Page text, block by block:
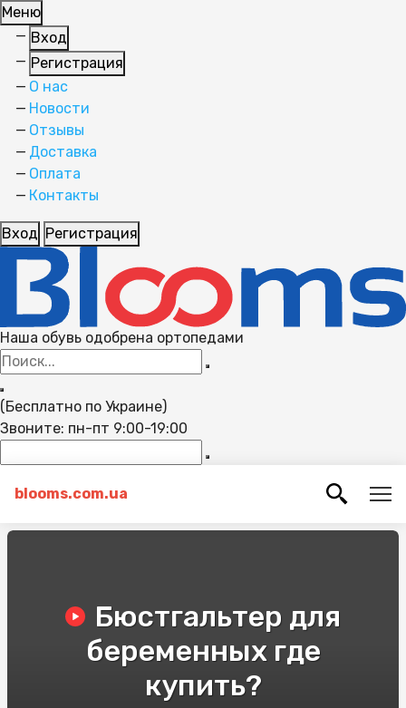
Меню
Вход
Регистрация
О нас
Новости
Отзывы
Доставка
Оплата
Контакты
Вход Регистрация
Наша обувь одобрена ортопедами
(Бесплатно по Украине)
Звоните: пн-пт 9:00-19:00
blooms.com.ua
Бюстгальтер для
беременных где
купить?